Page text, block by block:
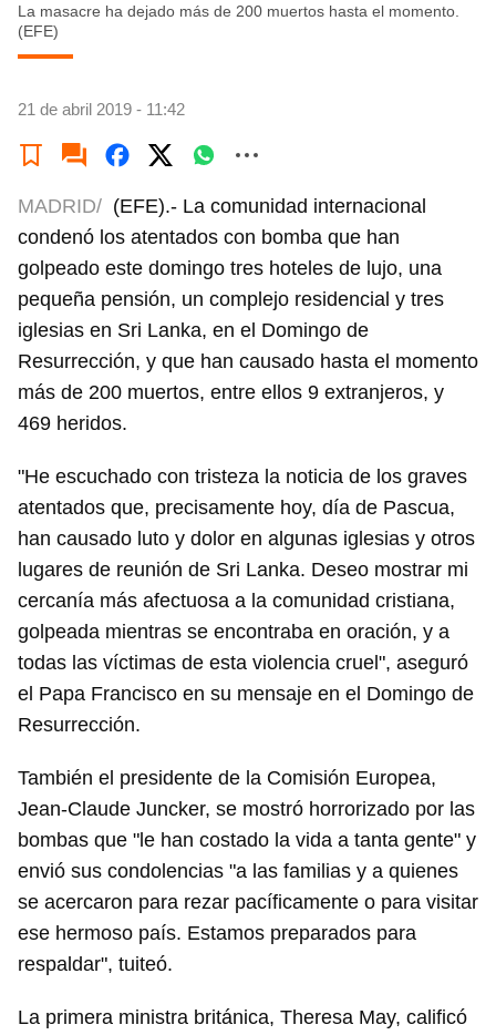
La masacre ha dejado más de 200 muertos hasta el momento.
(EFE)
21 de abril 2019 - 11:42
MADRID/ (EFE).- La comunidad internacional
condenó los atentados con bomba que han
golpeado este domingo tres hoteles de lujo, una
pequeña pensión, un complejo residencial y tres
iglesias en Sri Lanka, en el Domingo de
Resurrección, y que han causado hasta el momento
más de 200 muertos, entre ellos 9 extranjeros, y
469 heridos.
"He escuchado con tristeza la noticia de los graves
atentados que, precisamente hoy, día de Pascua,
han causado luto y dolor en algunas iglesias y otros
lugares de reunión de Sri Lanka. Deseo mostrar mi
cercanía más afectuosa a la comunidad cristiana,
golpeada mientras se encontraba en oración, y a
todas las víctimas de esta violencia cruel", aseguró
el Papa Francisco en su mensaje en el Domingo de
Resurrección.
También el presidente de la Comisión Europea,
Jean-Claude Juncker, se mostró horrorizado por las
bombas que "le han costado la vida a tanta gente" y
envió sus condolencias "a las familias y a quienes
se acercaron para rezar pacíficamente o para visitar
ese hermoso país. Estamos preparados para
respaldar", tuiteó.
La primera ministra británica, Theresa May, calificó